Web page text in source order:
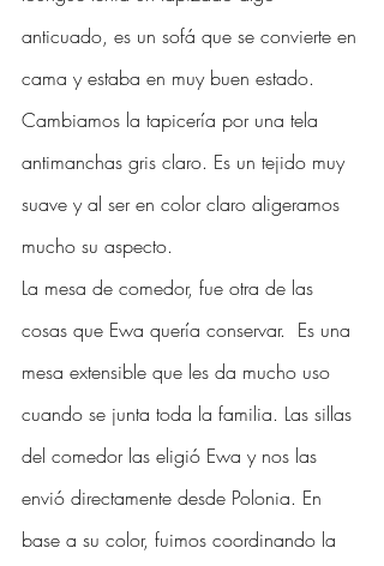
anticuado, es un sofá que se convierte en
cama y estaba en muy buen estado.
Cambiamos la tapicería por una tela
antimanchas gris claro. Es un tejido muy
suave y al ser en color claro aligeramos
mucho su aspecto.
La mesa de comedor, fue otra de las
cosas que Ewa quería conservar.  Es una
mesa extensible que les da mucho uso
cuando se junta toda la familia. Las sillas
del comedor las eligió Ewa y nos las
envió directamente desde Polonia. En
base a su color, fuimos coordinando la